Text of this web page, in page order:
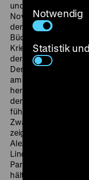
und eine Ansprache
Novemberrevolution
der 1920er Jahre
Bücherverbrennung
Kriegsende
der Ruine des
Demonstrationszug
am 13. August wird
herausgestellt,
dem offiziellen
führen ins
Zwanziger Jahre.
zeigen 1896 unter
Alexanderplatz und
Linden. Um 1910
Paraden Unter den
hält die
Notwendig
Statistik